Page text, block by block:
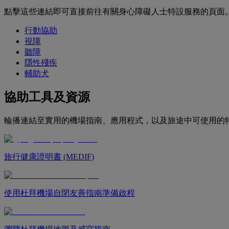
點擊這些連結即可直接前往有關身心障礙人士特設服務的頁面。
行動協助
視障
聽障
隱性殘疾
輔助犬
協助工具及資源
輪播連結至實用的機場指南、應用程式，以及旅途中可使用的
旅行健康證明書 (MEDIF)
使用杜拜機場自閉友善指南準備啟程